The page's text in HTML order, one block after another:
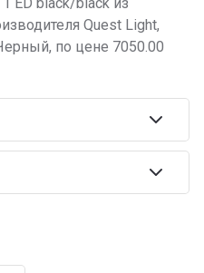
Quest Light,
по цене 7050.00